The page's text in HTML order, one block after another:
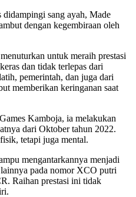
sang ayah, Made
dengan kegembiraan oleh
untuk meraih prestasi
dan tidak terlepas dari
pemerintah, dan juga dari
memberikan keringanan saat
Kamboja, ia melakukan
dari Oktober tahun 2022.
tetapi juga mental.
mengantarkannya menjadi
pada nomor XCO putri
Raihan prestasi ini tidak